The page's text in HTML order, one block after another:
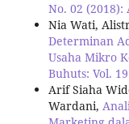
No. 02 (2018):
Nia Wati,
Determinan
Usaha Mikro
Buhuts: Vol.
Arif Siaha
Wardani,